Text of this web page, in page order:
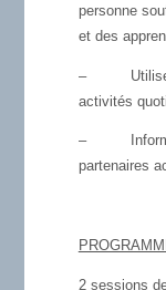
personne
et des
– Utiliser le
activités
– Informer
partenaires
2 sessions